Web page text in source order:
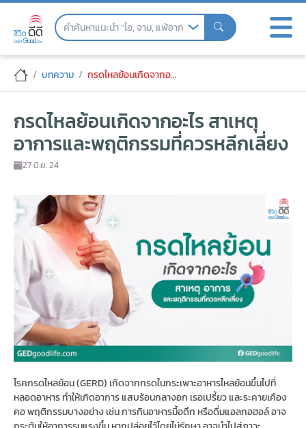
Skip
กรดไหลย้อนเกิดจากอะไร สาเหตุ อาการ
บทความ กรดไหลย้อนเกิดจากอะไร สาเหตุ อาการและพฤติกรรมที่ควรหลีกเลี่ยง
กรดไหลย้อนเกิดจากอะไร สาเหตุ
อาการและพฤติกรรมที่ควรหลีกเลี่ยง
27 มิ.ย. 24
โรคกรดไหลย้อน (GERD) เกิดจากกรดในกระเพาะอาหารไหลย้อนขึ้นไปที่
หลอดอาหาร ทำให้เกิดอาการ แสบร้อนกลางอก เรอเปรี้ยว และระคายเคือง
คอ พฤติกรรมบางอย่าง เช่น การกินอาหารมื้อดึก หรือดื่มแอลกอฮอล์ อาจ